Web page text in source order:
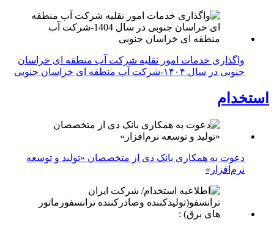
واگذاری خدمات امور نقلیه شرکت آب منطقه ای خراسان
جنوبی در سال ۱۴۰۴-شرکت آب منطقه ای خراسان جنوبی
استخدام
دعوت به همکاری بانک دی از متخصصان «تولید و توسعه
نرم‌افزار»